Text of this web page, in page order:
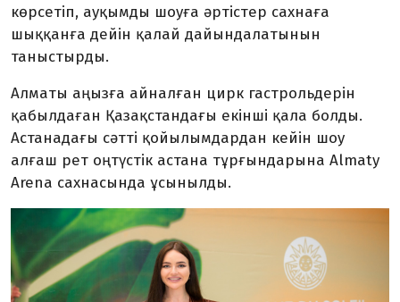
көрсетіп, ауқымды шоуға әртістер сахнаға
шыққанға дейін қалай дайындалатынын
таныстырды.
Алматы аңызға айналған цирк гастрольдерін
қабылдаған Қазақстандағы екінші қала болды.
Астанадағы сәтті қойылымдардан кейін шоу
алғаш рет оңтүстік астана тұрғындарына Almaty
Arena сахнасында ұсынылды.